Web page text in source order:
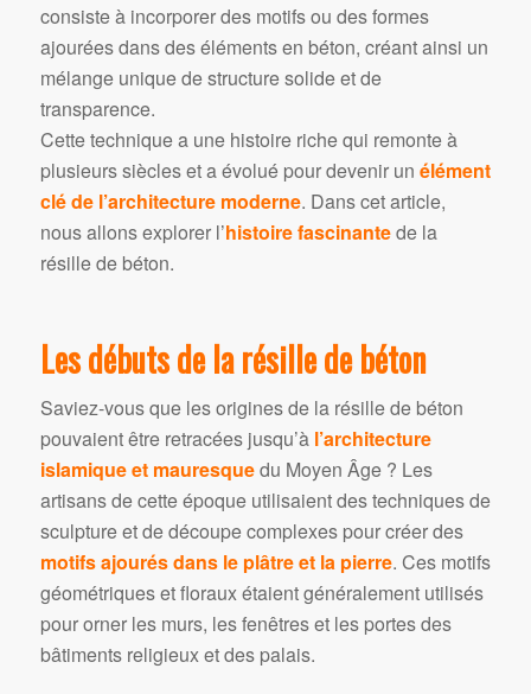
consiste à incorporer des motifs ou des formes
ajourées dans des éléments en béton, créant ainsi un
mélange unique de structure solide et de
transparence.
Cette technique a une histoire riche qui remonte à
plusieurs siècles et a évolué pour devenir un élément
clé de l’architecture moderne. Dans cet article,
nous allons explorer l’histoire fascinantede la
résille de béton.
Les débuts de la résille de béton
Saviez-vous que les origines de la résille de béton
pouvaient être retracées jusqu’à l’architecture
islamiqueet mauresquedu Moyen Âge ? Les
artisans de cette époque utilisaient des techniques de
sculpture et de découpe complexes pour créer des
motifs ajourés dans le plâtre et la pierre. Ces motifs
géométriques et floraux étaient généralement utilisés
pour orner les murs, les fenêtres et les portes des
bâtiments religieux et des palais.